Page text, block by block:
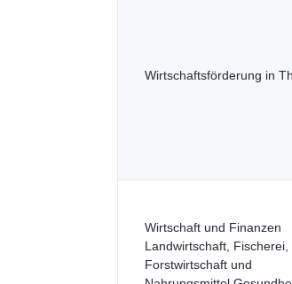
Wirtschaftsförderung in
Wirtschaft und Finanzen
Landwirtschaft, Fischerei,
Forstwirtschaft und